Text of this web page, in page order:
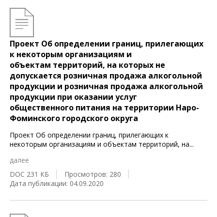
Проект Об определении границ, прилегающих
к некоторым организациям и
объектам территорий, на которых не
допускается розничная продажа алкогольной
продукции и розничная продажа алкогольной
продукции при оказании услуг
общественного питания на территории Наро-
Фоминского городского округа
Проект Об определении границ, прилегающих к
некоторым организациям и объектам территорий, на...
далее
DOC 231 КБ
Просмотров: 280
Дата публикации: 04.09.2020